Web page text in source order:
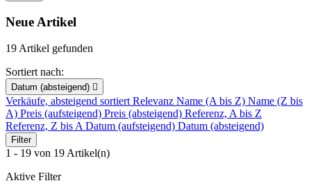
Neue Artikel
19 Artikel gefunden
Sortiert nach:
Datum (absteigend) 
Verkäufe, absteigend sortiertRelevanz Name (A bis Z) Name (Z bis
A) Preis (aufsteigend) Preis (absteigend) Referenz, A bis Z
Referenz, Z bis ADatum (aufsteigend) Datum (absteigend)
Filter
1 - 19 von 19 Artikel(n)
Aktive Filter